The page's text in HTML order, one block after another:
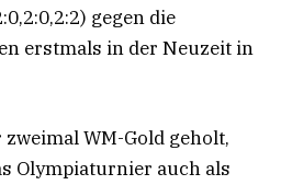
gegen die
erstmals in der Neuzeit in
WM-Gold geholt,
Olympiaturnier auch als